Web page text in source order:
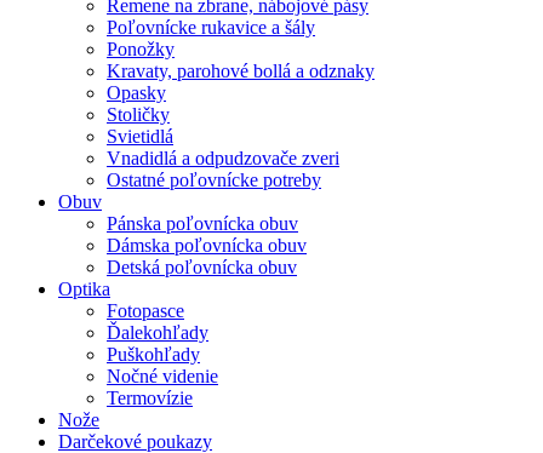
Remene na zbrane, nábojové pásy
Poľovnícke rukavice a šály
Ponožky
Kravaty, parohové bollá a odznaky
Opasky
Stoličky
Svietidlá
Vnadidlá a odpudzovače zveri
Ostatné poľovnícke potreby
Obuv
Pánska poľovnícka obuv
Dámska poľovnícka obuv
Detská poľovnícka obuv
Optika
Fotopasce
Ďalekohľady
Puškohľady
Nočné videnie
Termovízie
Nože
Darčekové poukazy